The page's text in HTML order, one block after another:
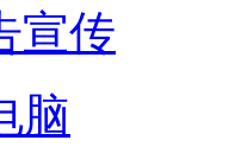
宣传
脑